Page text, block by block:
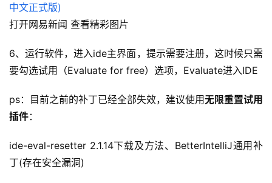
打开网易新闻 查看精彩图片
6、运行软件，进入ide主界面，提示需要注册，这时候只需
要勾选试用（Evaluate for free）选项，Evaluate进入IDE
ps：目前之前的补丁已经全部失效，建议使用无限重置试用
插件：
ide-eval-resetter 2.1.14下载及方法、BetterIntelliJ通用补
丁(存在安全漏洞)